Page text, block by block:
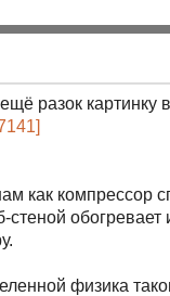
разок картинку в
как компрессор
обогревает
физика